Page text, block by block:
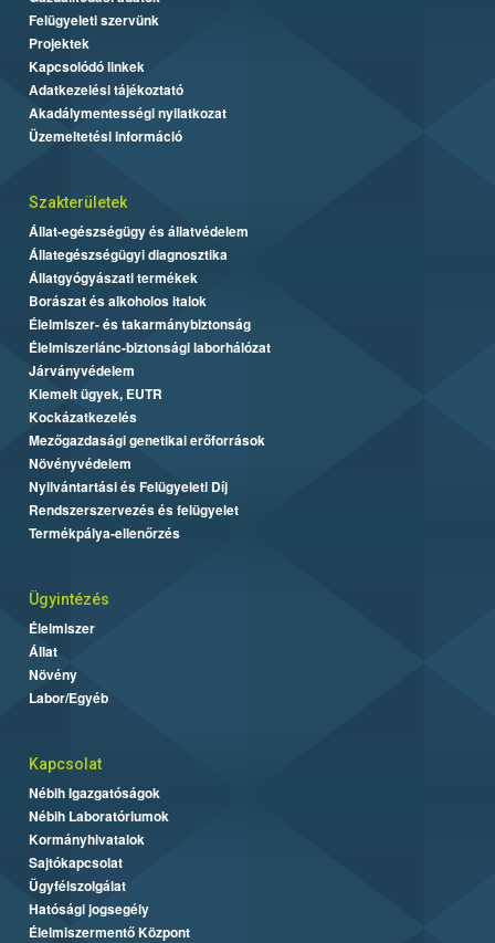
Felügyeleti szervünk
Projektek
Kapcsolódó linkek
Adatkezelési tájékoztató
Akadálymentességi nyilatkozat
Üzemeltetési információ
Szakterületek
Állat-egészségügy és állatvédelem
Állategészségügyi diagnosztika
Állatgyógyászati termékek
Borászat és alkoholos italok
Élelmiszer- és takarmánybiztonság
Élelmiszerlánc-biztonsági laborhálózat
Járványvédelem
Kiemelt ügyek, EUTR
Kockázatkezelés
Mezőgazdasági genetikai erőforrások
Növényvédelem
Nyilvántartási és Felügyeleti Díj
Rendszerszervezés és felügyelet
Termékpálya-ellenőrzés
Ügyintézés
Élelmiszer
Állat
Növény
Labor/Egyéb
Kapcsolat
Nébih Igazgatóságok
Nébih Laboratóriumok
Kormányhivatalok
Sajtókapcsolat
Ügyfélszolgálat
Hatósági jogsegély
Élelmiszermentő Központ